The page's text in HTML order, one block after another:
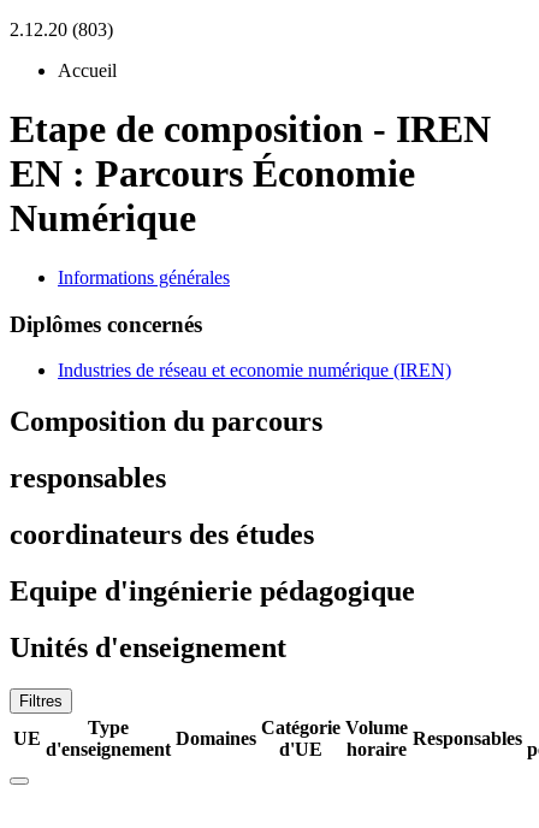
2.12.20 (803)
Accueil
Etape de composition - IREN
EN : Parcours Économie
Numérique
Informations générales
Diplômes concernés
Industries de réseau et economie numérique (IREN)
Composition du parcours
responsables
coordinateurs des études
Equipe d'ingénierie pédagogique
Unités d'enseignement
Filtres
UE
Type
d'enseignement
Domaines
Catégorie
d'UE
Volume
horaire
Responsables